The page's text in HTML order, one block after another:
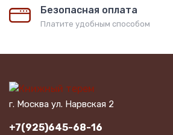
Безопасная оплата
Платите удобным способом
г. Москва ул. Нарвская 2
+7(925)645-68-16